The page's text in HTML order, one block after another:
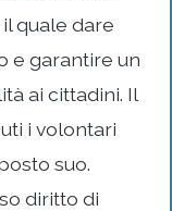
quale dare
e garantire un
ai cittadini. Il
i volontari
suo.
diritto di